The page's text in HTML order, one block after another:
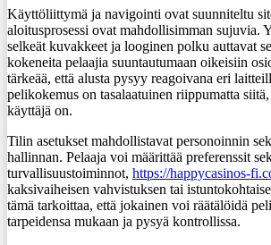
Käyttöliittymä ja navigointi ovat suunniteltu
aloitusprosessi ovat mahdollisimman sujuvia.
selkeät kuvakkeet ja looginen polku auttavat
kokeneita pelaajia suuntautumaan oikeisiin
tärkeää, että alusta pysyy reagoivana eri
pelikokemus on tasalaatuinen riippumatta
käyttäjä on.
Tilin asetukset mahdollistavat personoinnin
hallinnan. Pelaaja voi määrittää preferenssit
turvallisuustoiminnot, https://happycasinos-
kaksivaiheisen vahvistuksen tai
tämä tarkoittaa, että jokainen voi räätälöidä
tarpeidensa mukaan ja pysyä kontrollissa.